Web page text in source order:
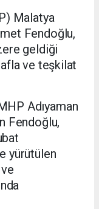
Malatya
Fendoğlu,
geldiği
ve teşkilat
Adıyaman
Fendoğlu,
yürütülen